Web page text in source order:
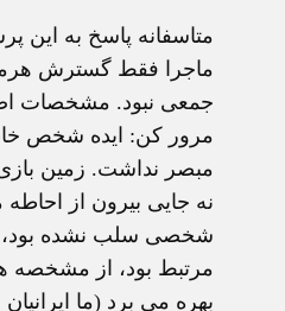
متاسفانه پاسخ به
ماجرا فقط گسترش
جمعی نبود. مشخصات
مرور کن: ايده شخص
مبصر نداشت. زمين بازی
نه جايی بيرون از احاطه
شخصی سلب نشده بود،
مرتبط بود، از مشخصه
بهره می برد (ما